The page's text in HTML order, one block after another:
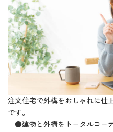
注文住宅で外構をおしゃれに仕
です。
●建物と外構をトータルコー